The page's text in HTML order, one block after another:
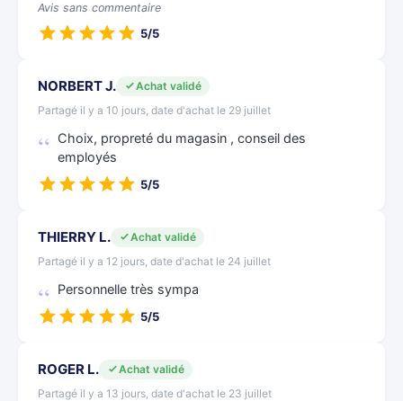
Avis sans commentaire
5/5
NORBERT J.
Achat validé
Partagé il y a 10 jours, date d'achat le 29 juillet
Choix, propreté du magasin , conseil des
employés
5/5
THIERRY L.
Achat validé
Partagé il y a 12 jours, date d'achat le 24 juillet
Personnelle très sympa
5/5
ROGER L.
Achat validé
Partagé il y a 13 jours, date d'achat le 23 juillet